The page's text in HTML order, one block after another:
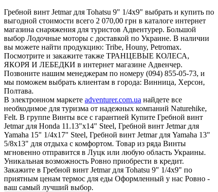
Гребной винт Jetmar для Tohatsu 9" 1/4x9" выбрать и купить по
выгодной стоимости всего 2 070,00 грн в каталоге интернет
магазина снаряжения для туристов Адвентурер. Большой
выбор Лодочные моторы с доставкой по Украине. В наличии
вы можете найти продукцию: Tribe, Houny, Petromax.
Посмотрите и закажите также ТРАНЦЕВЫЕ КОЛЕСА,
ЯКОРЯ И ЛЕБЕДКИ в интернет магазине Адвенчер.
Позвоните нашим менеджерам по номеру (094) 855-05-73, и
мы поможем выбрать клиентам в города: Винница, Херсон,
Полтава.
В электронном маркете adventurer.com.ua найдете все
необходимое для туризма от надежных компаний Naturehike,
Felt. В группе Винты все с гарантией Купите Гребной винт
Jetmar для Honda 11.13"x14" Steel, Гребной винт Jetmar для
Yamaha 15" 1/4x17" Steel, Гребной винт Jetmar для Yamaha 13"
5/8x13" для отдыха с комфортом. Товар из ряда Винты
мгновенно отправится в Луцк или любую область Украины.
Уникальная возможность Ровно приобрести в кредит.
Закажите в Гребной винт Jetmar для Tohatsu 9" 1/4x9" по
приятным ценам термос для еды Оформленный у нас Ровно -
ваш самый лучший выбор.